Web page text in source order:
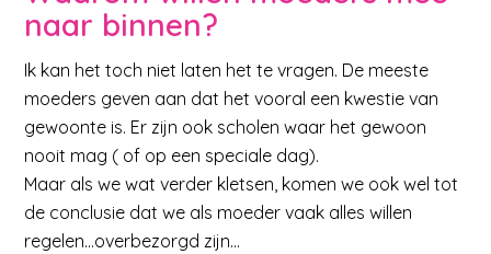
naar binnen?
Ik kan het toch niet laten het te vragen. De meeste
moeders geven aan dat het vooral een kwestie van
gewoonte is. Er zijn ook scholen waar het gewoon
nooit mag ( of op een speciale dag).
Maar als we wat verder kletsen, komen we ook wel tot
de conclusie dat we als moeder vaak alles willen
regelen…overbezorgd zijn…